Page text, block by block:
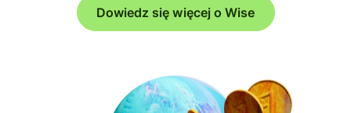
Dowiedz się więcej o Wise